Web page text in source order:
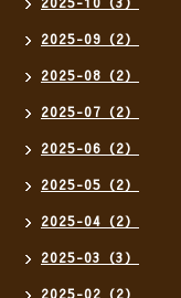
2025-09（2）
2025-08（2）
2025-07（2）
2025-06（2）
2025-05（2）
2025-04（2）
2025-03（3）
2025-02（2）